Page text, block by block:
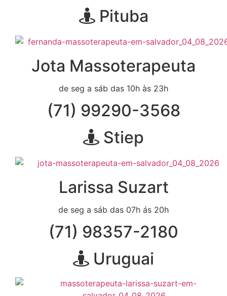
Pituba
Jota Massoterapeuta
de seg a sáb das 10h às 23h
(71) 99290-3568
Stiep
Larissa Suzart
de seg a sáb das 07h ás 20h
(71) 98357-2180
Uruguai